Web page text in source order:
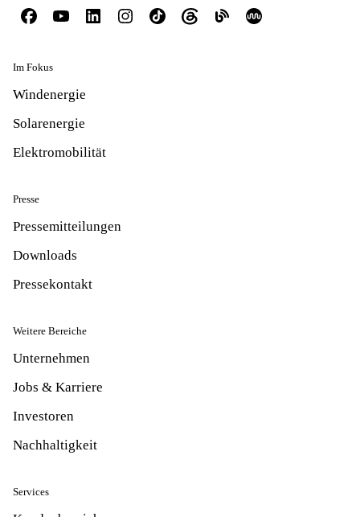
Im Fokus
Windenergie
Solarenergie
Elektromobilität
Presse
Pressemitteilungen
Downloads
Pressekontakt
Weitere Bereiche
Unternehmen
Jobs & Karriere
Investoren
Nachhaltigkeit
Services